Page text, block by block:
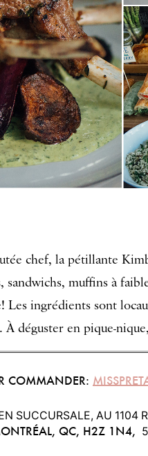
chef, la pétillante
sandwichs, muffins à
Les ingrédients sont
À déguster en pique-
COMMANDER:
SUCCURSALE, AU 1104
QC, H2Z 1N4,